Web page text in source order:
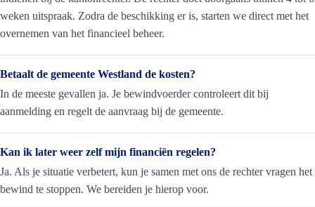
weken uitspraak. Zodra de beschikking er is, starten we direct met het
overnemen van het financieel beheer.
Betaalt de gemeente Westland de kosten?
In de meeste gevallen ja. Je bewindvoerder controleert dit bij
aanmelding en regelt de aanvraag bij de gemeente.
Kan ik later weer zelf mijn financiën regelen?
Ja. Als je situatie verbetert, kun je samen met ons de rechter vragen het
bewind te stoppen. We bereiden je hierop voor.